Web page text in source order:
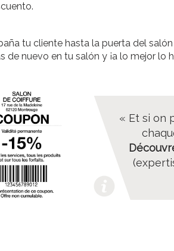
tu cliente hasta la puerta del
de nuevo en tu salón y ¡a lo mejor lo
« Et si on